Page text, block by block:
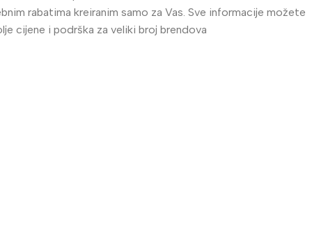
rabatima kreiranim samo za Vas. Sve informacije možete
cijene i podrška za veliki broj brendova